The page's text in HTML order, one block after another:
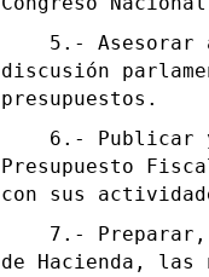
5.- Asesorar
discusión
presupuestos.
6.- Publicar y
Presupuesto
con sus
7.- Preparar,
de Hacienda, las